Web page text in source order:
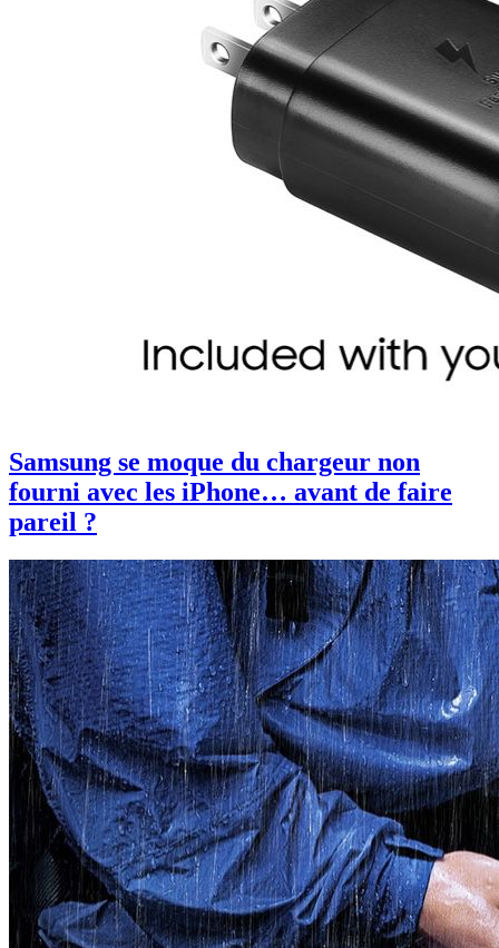
Samsung se moque du chargeur non
fourni avec les iPhone… avant de faire
pareil ?